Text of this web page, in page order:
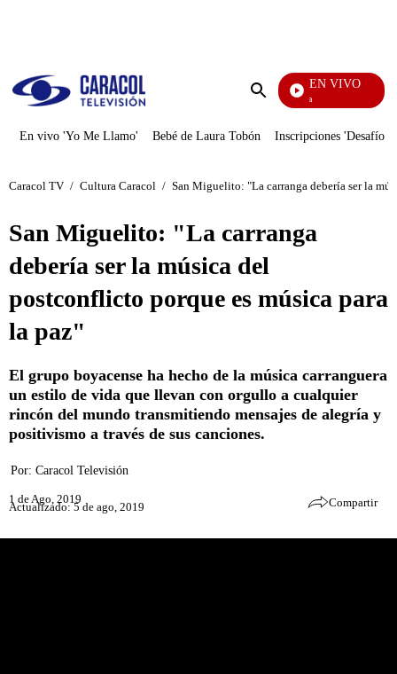
Enviar
EN VIVO
Diario De Diana
En vivo 'Yo Me Llamo' Bebé de Laura Tobón Inscripciones 'Desafío'
Caracol TV / Cultura Caracol / San Miguelito: "La carranga debería ser la
San Miguelito: "La carranga
debería ser la música del
postconflicto porque es música para
la paz"
El grupo boyacense ha hecho de la música carranguera
un estilo de vida que llevan con orgullo a cualquier
rincón del mundo transmitiendo mensajes de alegría y
positivismo a través de sus canciones.
Por: Caracol Televisión
1 de Ago, 2019
Actualizado: 5 de ago, 2019 Compartir